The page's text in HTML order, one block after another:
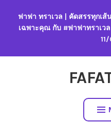
content
ฟาฟา ทราเวล | คัดสรรทุกเ
เฉพาะคุณ กับ #ฟาฟาทราเว